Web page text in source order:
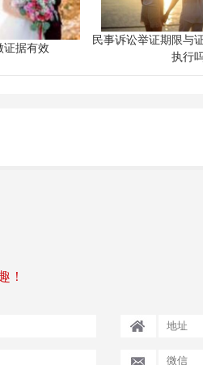
证据有效
民事诉讼举证期限与
执行
！